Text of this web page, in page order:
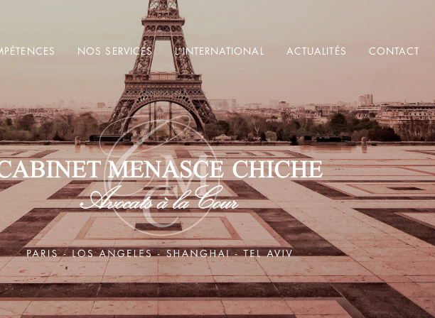
NOS SERVICES L’INTERNATIONAL ACTUALITÉS CONTACT